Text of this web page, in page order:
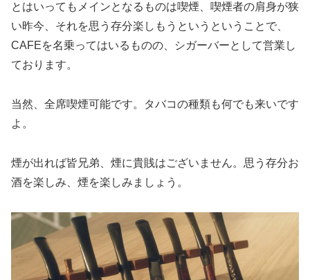
とはいってもメインとなるものは喫煙、喫煙者の肩身が狭
い昨今、それを思う存分楽しもうというということで、
CAFEを名乗ってはいるものの、シガーバーとして営業し
ております。
当然、全席喫煙可能です。タバコの種類も何でも来いです
よ。
煙が出れば皆兄弟、煙に貴賎はございません。思う存分お
酒を楽しみ、煙を楽しみましょう。